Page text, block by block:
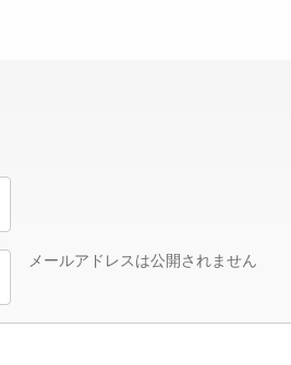
メールアドレスは公開されません